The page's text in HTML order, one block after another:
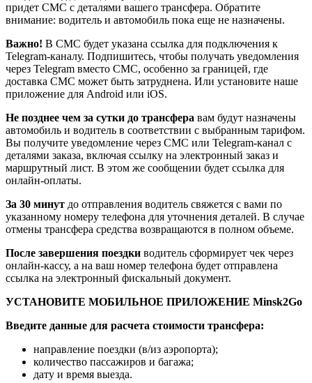
придет СМС с деталями вашего трансфера. Обратите
внимание: водитель и автомобиль пока еще не назначены.
Важно! В СМС будет указана ссылка для подключения к
Telegram-каналу. Подпишитесь, чтобы получать уведомления
через Telegram вместо СМС, особенно за границей, где
доставка СМС может быть затруднена. Или установите наше
приложение для Android или iOS.
Не позднее чем за сутки до трансфера вам будут назначены
автомобиль и водитель в соответствии с выбранным тарифом.
Вы получите уведомление через СМС или Telegram-канал с
деталями заказа, включая ссылку на электронный заказ и
маршрутный лист. В этом же сообщении будет ссылка для
онлайн-оплаты.
За 30 минут до отправления водитель свяжется с вами по
указанному номеру телефона для уточнения деталей. В случае
отмены трансфера средства возвращаются в полном объеме.
После завершения поездки водитель сформирует чек через
онлайн-кассу, а на ваш номер телефона будет отправлена
ссылка на электронный фискальный документ.
УСТАНОВИТЕ МОБИЛЬНОЕ ПРИЛОЖЕНИЕ Minsk2Go
Введите данные для расчета стоимости трансфера:
направление поездки (в/из аэропорта);
количество пассажиров и багажа;
дату и время выезда.